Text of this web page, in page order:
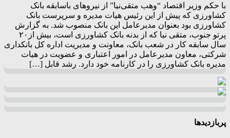
با حکم وزیر اقتصاد “وهب متقی‌نیا” از نیروهای باسابقه بانک
کشاورزی که پیش از این رئیس هیات مدیره و سرپرست بانک
کشاورزی بود بعنوان مدیرعامل این بانک منصوب شد. به گزارش
پرتو جنوب، متقی نیا که از بدنه بانک کشاورزی است، بیش از۲۰
سال سابقه کار در شعب بانک، معاونت و مدیریت اداره کل بانکداری
شرکتی، معاون مدیرعامل در امور اعتباری و عضویت در هیات
مدیره بانک کشاورزی را در کارنامه خود دارد. رشد قابل […]
پربازدیدها